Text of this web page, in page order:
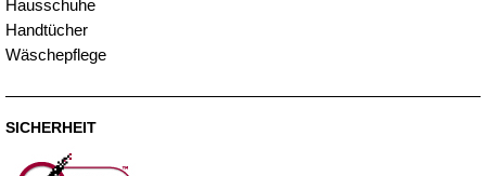
Hausschuhe
Handtücher
Wäschepflege
SICHERHEIT